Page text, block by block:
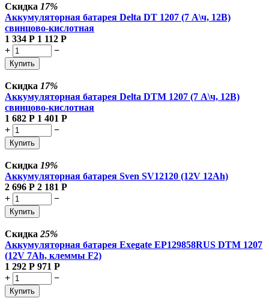
Скидка 17%
Аккумуляторная батарея Delta DT 1207 (7 А\ч, 12В)
свинцово-кислотная
1 334 Р 1 112 Р
+
−
Купить
Скидка 17%
Аккумуляторная батарея Delta DTM 1207 (7 А\ч, 12В)
свинцово-кислотная
1 682 Р 1 401 Р
+
−
Купить
Скидка 19%
Аккумуляторная батарея Sven SV12120 (12V 12Ah)
2 696 Р 2 181 Р
+
−
Купить
Скидка 25%
Аккумуляторная батарея Exegate EP129858RUS DTM 1207
(12V 7Ah, клеммы F2)
1 292 Р 971 Р
+
−
Купить